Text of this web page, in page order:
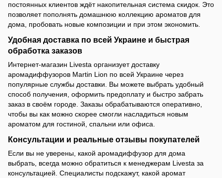
постоянных клиентов ждёт накопительная система скидок. Это
позволяет пополнять домашнюю коллекцию ароматов для
дома, пробовать новые композиции и при этом экономить.
Удобная доставка по всей Украине и быстрая
обработка заказов
Интернет-магазин Livesta организует доставку
аромадиффузоров Martin Lion по всей Украине через
популярные службы доставки. Вы можете выбрать удобный
способ получения, оформить предоплату и быстро забрать
заказ в своём городе. Заказы обрабатываются оперативно,
чтобы вы как можно скорее смогли насладиться новым
ароматом для гостиной, спальни или офиса.
Консультации и реальные отзывы покупателей
Если вы не уверены, какой аромадиффузор для дома
выбрать, всегда можно обратиться к менеджерам Livesta за
консультацией. Специалисты подскажут, какой аромат